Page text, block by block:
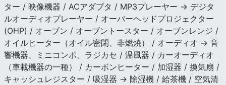
ター / 映像機器 / ACアダプタ / MP3プレーヤー → デジタ
ルオーディオプレーヤー / オーバーヘッドプロジェクター
(OHP) / オーブン / オーブントースター / オーブンレンジ /
オイルヒーター（オイル密閉、非燃焼） / オーディオ → 音
響機器、ミニコンポ、ラジカセ / 温風器 / カーオーディオ
（車載機器の一種） / カーボンヒーター / 加湿器 / 換気扇 /
キャッシュレジスター / 吸湿器 → 除湿機 / 給茶機 / 空気清